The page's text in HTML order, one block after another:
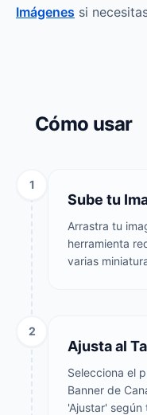
Imágenes si
Cómo usar
1
Sube tu
Arrastra tu
herramienta
varias
2
Ajusta al
Selecciona el
Banner de
'Ajustar' según